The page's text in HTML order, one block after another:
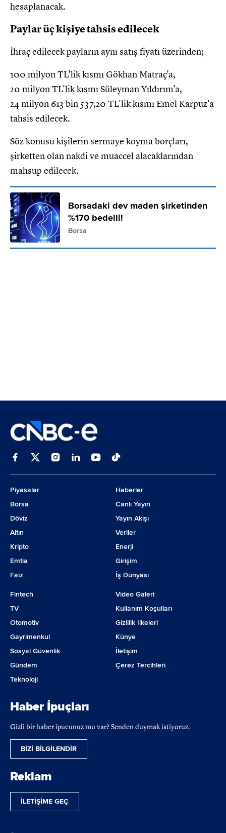
hesaplanacak.
Paylar üç kişiye tahsis edilecek
İhraç edilecek payların aynı satış fiyatı üzerinden;
100 milyon TL'lik kısmı Gökhan Matraç'a,
20 milyon TL'lik kısmı Süleyman Yıldırım'a,
24 milyon 613 bin 537,20 TL'lik kısmı Emel Karpuz'a
tahsis edilecek.
Söz konusu kişilerin sermaye koyma borçları,
şirketten olan nakdi ve muaccel alacaklarından
mahsup edilecek.
Borsadaki dev maden şirketinden
%170 bedelli!
Borsa
Piyasalar
Borsa
Döviz
Altın
Kripto
Emtia
Faiz
Haberler
Canlı Yayın
Yayın Akışı
Veriler
Enerji
Girişim
İş Dünyası
Fintech
TV
Otomotiv
Gayrimenkul
Sosyal Güvenlik
Gündem
Teknoloji
Video Galeri
Kullanım Koşulları
Gizlilik İlkeleri
Künye
İletişim
Çerez Tercihleri
Haber İpuçları
Gizli bir haber ipucunuz mu var? Senden duymak istiyoruz.
BİZİ BİLGİLENDİR
Reklam
İLETİŞİME GEÇ